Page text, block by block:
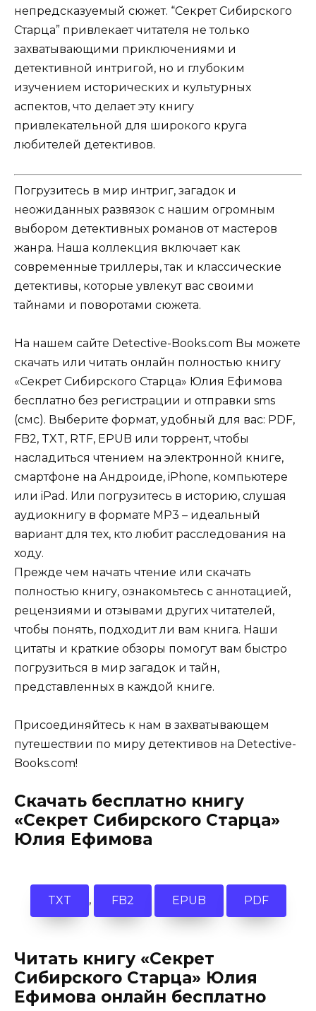
непредсказуемый сюжет. “Секрет Сибирского
Старца” привлекает читателя не только
захватывающими приключениями и
детективной интригой, но и глубоким
изучением исторических и культурных
аспектов, что делает эту книгу
привлекательной для широкого круга
любителей детективов.
Погрузитесь в мир интриг, загадок и
неожиданных развязок с нашим огромным
выбором детективных романов от мастеров
жанра. Наша коллекция включает как
современные триллеры, так и классические
детективы, которые увлекут вас своими
тайнами и поворотами сюжета.
На нашем сайте Detective-Books.com Вы можете
скачать или читать онлайн полностью книгу
«Секрет Сибирского Старца» Юлия Ефимова
бесплатно без регистрации и отправки sms
(смс). Выберите формат, удобный для вас: PDF,
FB2, TXT, RTF, EPUB или торрент, чтобы
насладиться чтением на электронной книге,
смартфоне на Андроиде, iPhone, компьютере
или iPad. Или погрузитесь в историю, слушая
аудиокнигу в формате MP3 – идеальный
вариант для тех, кто любит расследования на
ходу.
Прежде чем начать чтение или скачать
полностью книгу, ознакомьтесь с аннотацией,
рецензиями и отзывами других читателей,
чтобы понять, подходит ли вам книга. Наши
цитаты и краткие обзоры помогут вам быстро
погрузиться в мир загадок и тайн,
представленных в каждой книге.
Присоединяйтесь к нам в захватывающем
путешествии по миру детективов на Detective-
Books.com!
Скачать бесплатно книгу
«Секрет Сибирского Старца»
Юлия Ефимова
TXT , FB2 EPUB PDF
Читать книгу «Секрет
Сибирского Старца» Юлия
Ефимова онлайн бесплатно